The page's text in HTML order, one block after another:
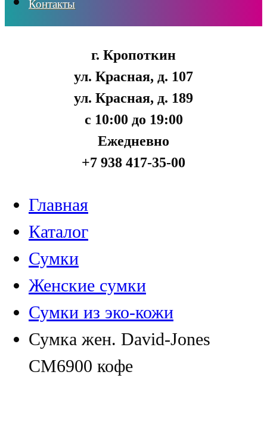
Контакты
г. Кропоткин
ул. Красная, д. 107
ул. Красная, д. 189
с 10:00 до 19:00
Ежедневно
+7 938 417-35-00
Главная
Каталог
Сумки
Женские сумки
Сумки из эко-кожи
Сумка жен. David-Jones
СМ6900 кофе